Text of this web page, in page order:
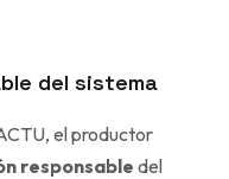
del sistema
el productor
responsable del